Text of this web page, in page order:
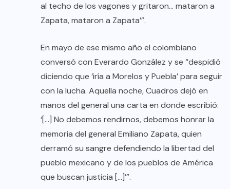
al techo de los vagones y gritaron… mataron a
Zapata, mataron a Zapata’”.
En mayo de ese mismo año el colombiano
conversó con Everardo González y se “despidió
diciendo que ‘iría a Morelos y Puebla’ para seguir
con la lucha. Aquella noche, Cuadros dejó en
manos del general una carta en donde escribió:
‘[…] No debemos rendirnos, debemos honrar la
memoria del general Emiliano Zapata, quien
derramó su sangre defendiendo la libertad del
pueblo mexicano y de los pueblos de América
que buscan justicia […]’”.